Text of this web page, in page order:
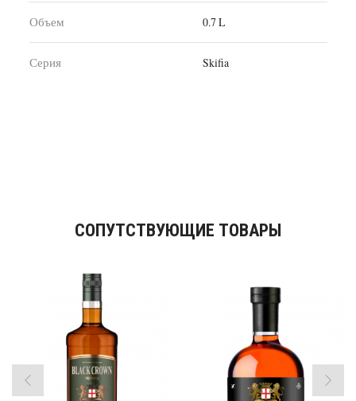
Объем 0.7 L
Серия Skifia
СОПУТСТВУЮЩИЕ ТОВАРЫ